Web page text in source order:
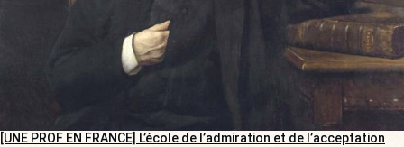
[UNE PROF EN FRANCE] L’école de l’admiration et de l’acceptation